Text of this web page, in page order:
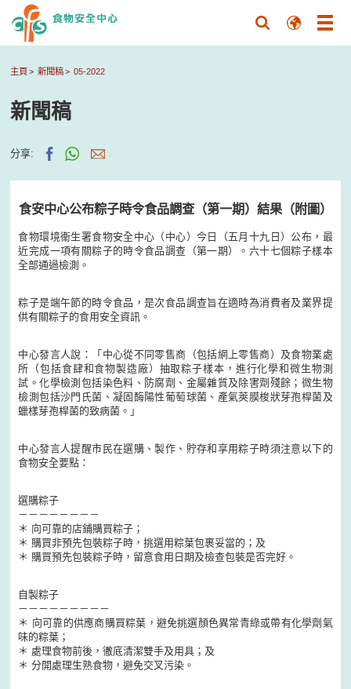
主頁 新聞稿 05-2022
新聞稿
分享:
食安中心公布粽子時令食品調查（第一期）結果（附圖）
食物環境衞生署食物安全中心（中心）今日（五月十九日）公布，最
近完成一項有關粽子的時令食品調查（第一期）。六十七個粽子樣本
全部通過檢測。
粽子是端午節的時令食品，是次食品調查旨在適時為消費者及業界提
供有關粽子的食用安全資訊。
中心發言人說：「中心從不同零售商（包括網上零售商）及食物業處
所（包括食肆和食物製造廠）抽取粽子樣本，進行化學和微生物測
試。化學檢測包括染色料、防腐劑、金屬雜質及除害劑殘餘；微生物
檢測包括沙門氏菌、凝固酶陽性葡萄球菌、產氣莢膜梭狀芽孢桿菌及
蠟樣芽孢桿菌的致病菌。」
中心發言人提醒市民在選購、製作、貯存和享用粽子時須注意以下的
食物安全要點：
選購粽子
－－－－－－－－
＊ 向可靠的店鋪購買粽子；
＊ 購買非預先包裝粽子時，挑選用粽葉包裹妥當的；及
＊ 購買預先包裝粽子時，留意食用日期及檢查包裝是否完好。
自製粽子
－－－－－－－－－
＊ 向可靠的供應商購買粽葉，避免挑選顏色異常青綠或帶有化學劑氣
味的粽葉；
＊ 處理食物前後，徹底清潔雙手及用具；及
＊ 分開處理生熟食物，避免交叉污染。